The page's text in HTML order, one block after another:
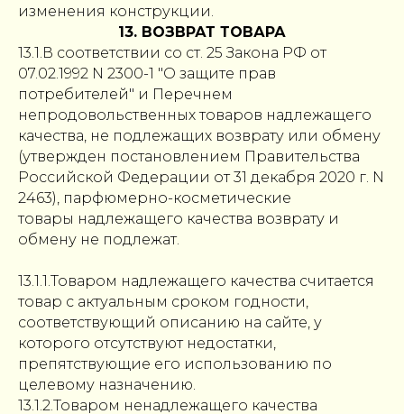
изменения конструкции.
13. ВОЗВРАТ ТОВАРА
13.1.В соответствии со ст. 25 Закона РФ от
07.02.1992 N 2300-1 "О защите прав
потребителей" и Перечнем
непродовольственных товаров надлежащего
качества, не подлежащих возврату или обмену
(утвержден постановлением Правительства
Российской Федерации от 31 декабря 2020 г. N
2463), парфюмерно-косметические
товары надлежащего качества возврату и
обмену не подлежат.
13.1.1.Товаром надлежащего качества считается
товар с актуальным сроком годности,
соответствующий описанию на сайте, у
которого отсутствуют недостатки,
препятствующие его использованию по
целевому назначению.
13.1.2.Товаром ненадлежащего качества